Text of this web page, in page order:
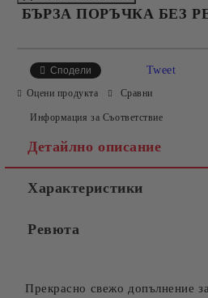
БЪРЗА ПОРЪЧКА БЕЗ
Ние ще се свържем с вас в рамките на
Сподели Tweet
Оцени продукта Сравни
Информация за Съответствие
Детайлно описание
Характеристики
Ревюта
Прекрасно свежо допълнение